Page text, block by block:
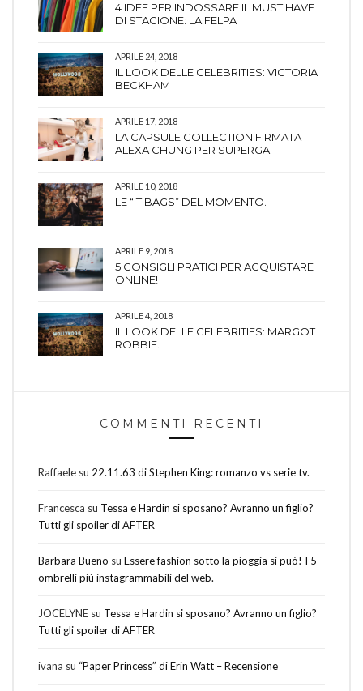
4 IDEE PER INDOSSARE IL MUST HAVE
DI STAGIONE: LA FELPA
APRILE 24, 2018
IL LOOK DELLE CELEBRITIES: VICTORIA
BECKHAM
APRILE 17, 2018
LA CAPSULE COLLECTION FIRMATA
ALEXA CHUNG PER SUPERGA
APRILE 10, 2018
LE “IT BAGS” DEL MOMENTO.
APRILE 9, 2018
5 CONSIGLI PRATICI PER ACQUISTARE
ONLINE!
APRILE 4, 2018
IL LOOK DELLE CELEBRITIES: MARGOT
ROBBIE.
COMMENTI RECENTI
Raffaele su 22.11.63 di Stephen King: romanzo vs serie tv.
Francesca su Tessa e Hardin si sposano? Avranno un figlio?
Tutti gli spoiler di AFTER
Barbara Bueno su Essere fashion sotto la pioggia si può! I 5
ombrelli più instagrammabili del web.
JOCELYNE su Tessa e Hardin si sposano? Avranno un figlio?
Tutti gli spoiler di AFTER
ivana su “Paper Princess” di Erin Watt – Recensione